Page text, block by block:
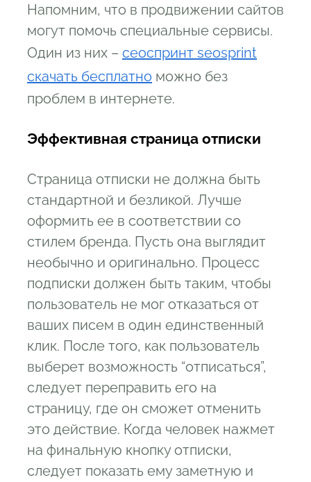
Напомним, что в продвижении сайтов
могут помочь специальные сервисы.
Один из них – сеоспринт seosprint
скачать бесплатно можно без
проблем в интернете.
Эффективная страница отписки
Страница отписки не должна быть
стандартной и безликой. Лучше
оформить ее в соответствии со
стилем бренда. Пусть она выглядит
необычно и оригинально. Процесс
подписки должен быть таким, чтобы
пользователь не мог отказаться от
ваших писем в один единственный
клик. После того, как пользователь
выберет возможность “отписаться”,
следует переправить его на
страницу, где он сможет отменить
это действие. Когда человек нажмет
на финальную кнопку отписки,
следует показать ему заметную и